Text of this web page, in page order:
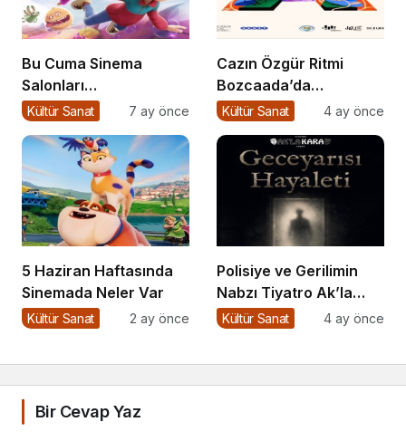
Bu Cuma Sinema
Salonları
Hareketleniyor: 26
Filmler Açıklandı
Kültür Sanat 7 ay önce
Cazın Özgür Ritmi
Bozcaada’da
Yankılanıyor
Kültür Sanat 4 ay önce
5 Haziran Haftasında
Sinemada Neler Var
Kültür Sanat 2 ay önce
Polisiye ve Gerilimin
Nabzı Tiyatro Ak’la
Kara’da Atıyor
Kültür Sanat 4 ay önce
Bir Cevap Yaz